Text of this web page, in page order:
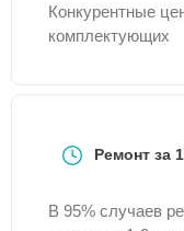
Конкурентные
комплектующих
Ремонт за
В 95% случаев